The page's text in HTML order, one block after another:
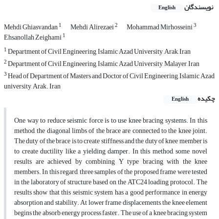
نویسندگان English
Mehdi Ghiasvandan1 Mehdi Alirezaei2 Mohammad Mirhosseini3
Ehsanollah Zeighami1
1Department of Civil Engineering, Islamic Azad University, Arak, Iran
2Department of Civil Engineering, Islamic Azad University, Malayer, Iran
3Head of Department of Masters and Doctor of Civil Engineering, Islamic Azad
university, Arak. Iran
چکیده
English
One way to reduce seismic force is to use knee bracing systems. In this
method, the diagonal limbs of the brace are connected to the knee joint.
The duty of the brace is to create stiffness and the duty of knee member is
to create ductility like a yielding damper. In this method, some novel
results are achieved by combining Y type bracing with the knee
members. In this regard, three samples of the proposed frame were tested
in the laboratory of structure based on the ATC24 loading protocol. The
results show that this seismic system has a good performance in energy
absorption and stability. At lower frame displacements, the knee element
begins the absorb energy process faster. The use of a knee bracing system